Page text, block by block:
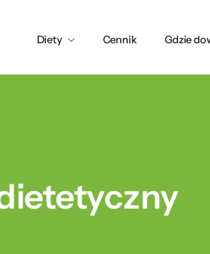
Diety Cennik Gdzie